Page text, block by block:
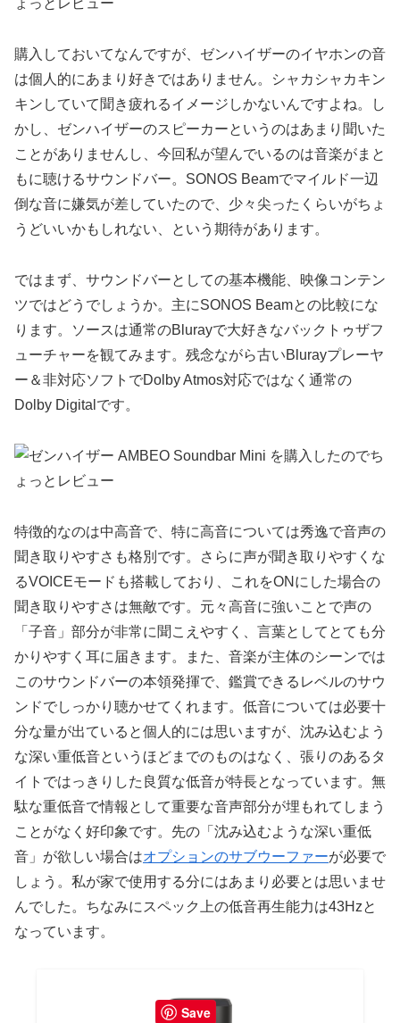
購入しておいてなんですが、ゼンハイザーのイヤホンの音
は個人的にあまり好きではありません。シャカシャカキン
キンしていて聞き疲れるイメージしかないんですよね。し
かし、ゼンハイザーのスピーカーというのはあまり聞いた
ことがありませんし、今回私が望んでいるのは音楽がまと
もに聴けるサウンドバー。SONOS Beamでマイルド一辺
倒な音に嫌気が差していたので、少々尖ったくらいがちょ
うどいいかもしれない、という期待があります。
ではまず、サウンドバーとしての基本機能、映像コンテン
ツではどうでしょうか。主にSONOS Beamとの比較にな
ります。ソースは通常のBlurayで大好きなバックトゥザフ
ューチャーを観てみます。残念ながら古いBlurayプレーヤ
ー＆非対応ソフトでDolby Atmos対応ではなく通常の
Dolby Digitalです。
特徴的なのは中高音で、特に高音については秀逸で音声の
聞き取りやすさも格別です。さらに声が聞き取りやすくな
るVOICEモードも搭載しており、これをONにした場合の
聞き取りやすさは無敵です。元々高音に強いことで声の
「子音」部分が非常に聞こえやすく、言葉としてとても分
かりやすく耳に届きます。また、音楽が主体のシーンでは
このサウンドバーの本領発揮で、鑑賞できるレベルのサウ
ンドでしっかり聴かせてくれます。低音については必要十
分な量が出ていると個人的には思いますが、沈み込むよう
な深い重低音というほどまでのものはなく、張りのあるタ
イトではっきりした良質な低音が特長となっています。無
駄な重低音で情報として重要な音声部分が埋もれてしまう
ことがなく好印象です。先の「沈み込むような深い重低
音」が欲しい場合はオプションのサブウーファーが必要で
しょう。私が家で使用する分にはあまり必要とは思いませ
んでした。ちなみにスペック上の低音再生能力は43Hzと
なっています。
Save